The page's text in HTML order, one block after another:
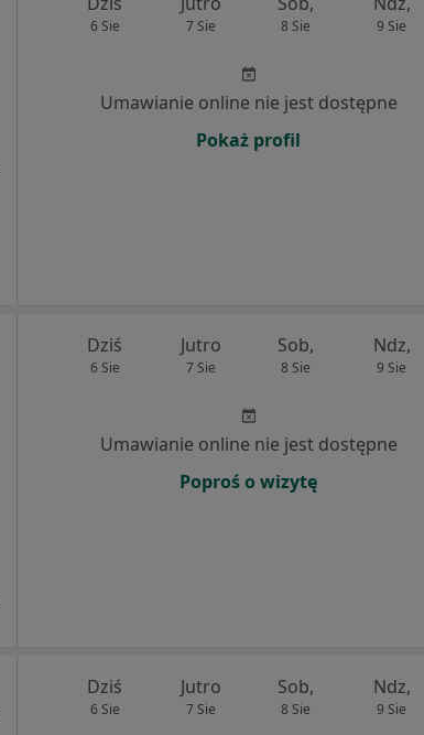
6 Sie 7 Sie 8 Sie 9 Sie
Umawianie online nie jest dostępne
Pokaż profil
Dziś
6 Sie
Jutro
7 Sie
Sob,
8 Sie
Ndz,
9 Sie
Umawianie online nie jest dostępne
Poproś o wizytę
Dziś
6 Sie
Jutro
7 Sie
Sob,
8 Sie
Ndz,
9 Sie